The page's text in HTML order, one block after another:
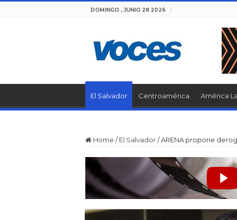
DOMINGO , JUNIO 28 2026
El Salvador Centroamérica América
Home / El Salvador/ARENA propone